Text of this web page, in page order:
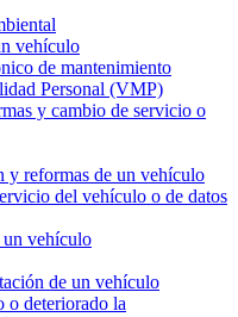
vehículo
de mantenimiento
Personal (VMP)
y cambio de servicio o
y reformas de un vehículo
del vehículo o de datos
vehículo
de un vehículo
o deteriorado la